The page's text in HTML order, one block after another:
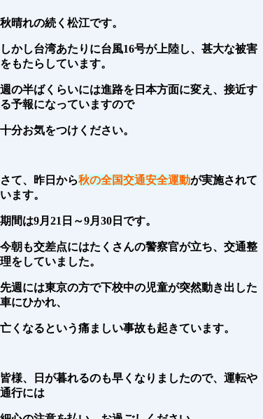
秋晴れの続く松江です。
しかし台湾あたりに台風16号が上陸し、甚大な被害
をもたらしています。
週の半ばくらいには進路を日本方面に変え、接近す
る予報になっていますので
十分お気をつけください。
さて、昨日から秋の全国交通安全運動が実施されて
います。
期間は9月21日～9月30日です。
今朝も交差点にはたくさんの警察官が立ち、交通整
理をしていました。
先週には東京の方で下校中の児童が突然動き出した
車にひかれ、
亡くなるという痛ましい事故も起きています。
皆様、日が暮れるのも早くなりましたので、運転や
通行には